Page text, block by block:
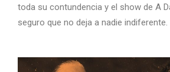
toda su contundencia y el show de A
seguro que no deja a nadie indiferente.